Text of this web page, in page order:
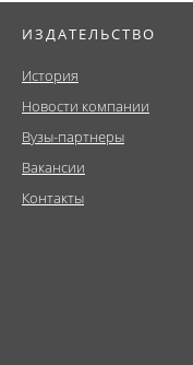
ИЗДАТЕЛЬСТВО
История
Новости компании
Вузы-партнеры
Вакансии
Контакты